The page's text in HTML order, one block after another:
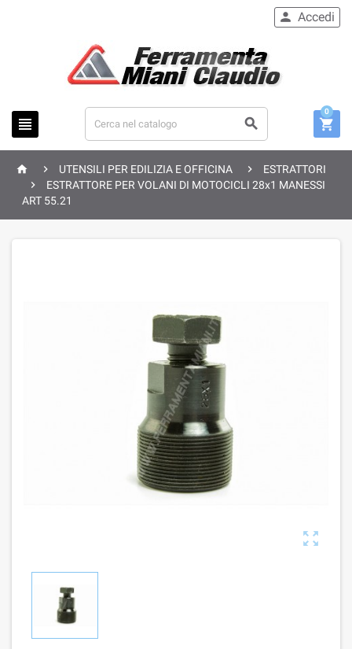
 
 Accedi

0
  UTENSILI PER EDILIZIA E OFFICINA 
ESTRATTORI

ESTRATTORE PER VOLANI DI MOTOCICLI 28x1 MANESSI
ART 55.21
